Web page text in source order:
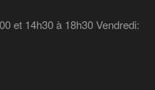
et 14h30 à 18h30 Vendredi: